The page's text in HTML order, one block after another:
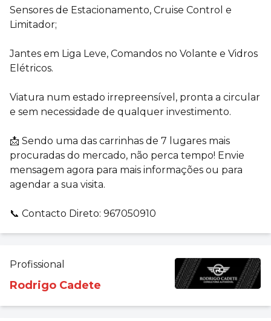
Sensores de Estacionamento, Cruise Control e
Limitador;
Jantes em Liga Leve, Comandos no Volante e Vidros
Elétricos.
Viatura num estado irrepreensível, pronta a circular
e sem necessidade de qualquer investimento.
📩 Sendo uma das carrinhas de 7 lugares mais
procuradas do mercado, não perca tempo! Envie
mensagem agora para mais informações ou para
agendar a sua visita.
📞 Contacto Direto: 967050910
Profissional
Rodrigo Cadete